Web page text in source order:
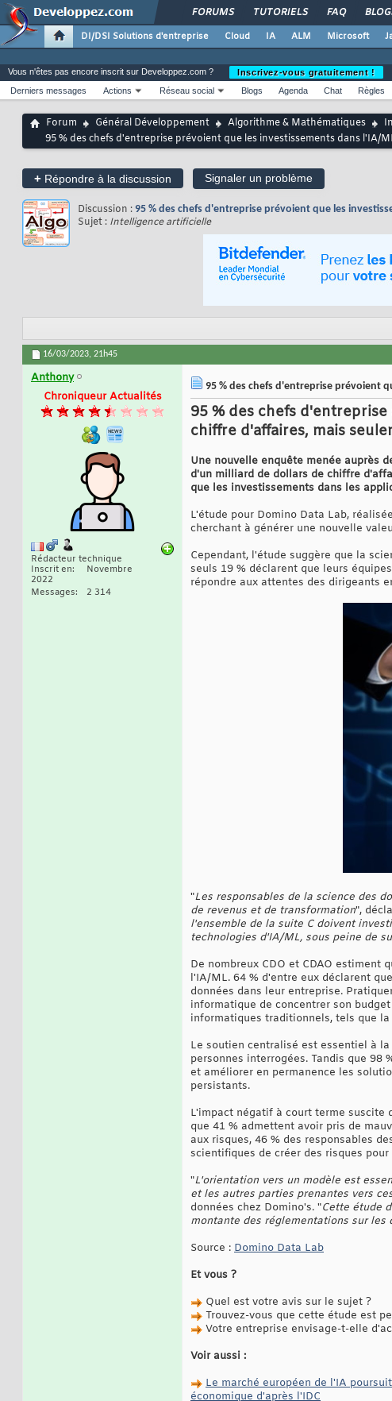
FORUMS TUTORIELS FAQ
DI/DSI Solutions d'entreprise Cloud IA ALM Microsoft
Vous n'êtes pas encore inscrit sur Developpez.com ?
Inscrivez-vous gratuitement !
Derniers messages
Actions Réseau social Blogs Agenda Chat Règles
Forum Général Développement Algorithme & Mathématiques
95 % des chefs d'entreprise prévoient que les investissements dans l'IA/
+ Répondre à la discussion Signaler un problème
Discussion : 95 % des chefs d'entreprise prévoient que les
Sujet : Intelligence artificielle
16/03/2023, 21h45
Anthony
Chroniqueur Actualités
Rédacteur technique
Inscrit en
Novembre
2022
Messages
2 314
95 % des chefs d'entreprise prévoient
95 % des chefs
chiffre d'affaires, mais
Une nouvelle enquête menée auprès
d'un milliard de dollars de chiffre
que les investissements dans les
L'étude pour Domino Data Lab,
cherchant à générer une nouvelle
Cependant, l'étude suggère que la
seuls 19 % déclarent que leurs
répondre aux attentes des dirigeants
"Les responsables de la science des
de revenus et de transformation",
l'ensemble de la suite C doivent
technologies d'IA/ML, sous peine de
De nombreux CDO et CDAO
l'IA/ML. 64 % d'entre eux déclarent
données dans leur entreprise.
informatique de concentrer son
informatiques traditionnels, tels que
Le soutien centralisé est essentiel à
personnes interrogées. Tandis que
et améliorer en permanence les
persistants.
L'impact négatif à court terme suscite
que 41 % admettent avoir pris de
aux risques, 46 % des responsables
scientifiques de créer des risques
"L'orientation vers un modèle est
et les autres parties prenantes vers
données chez Domino's. "Cette étude
montante des réglementations sur les
Source : Domino Data Lab
Et vous ?
Quel est votre avis sur le sujet ?
Trouvez-vous que cette étude est
Votre entreprise envisage-t-elle
Voir aussi :
Le marché européen de l'IA
économique d'après l'IDC